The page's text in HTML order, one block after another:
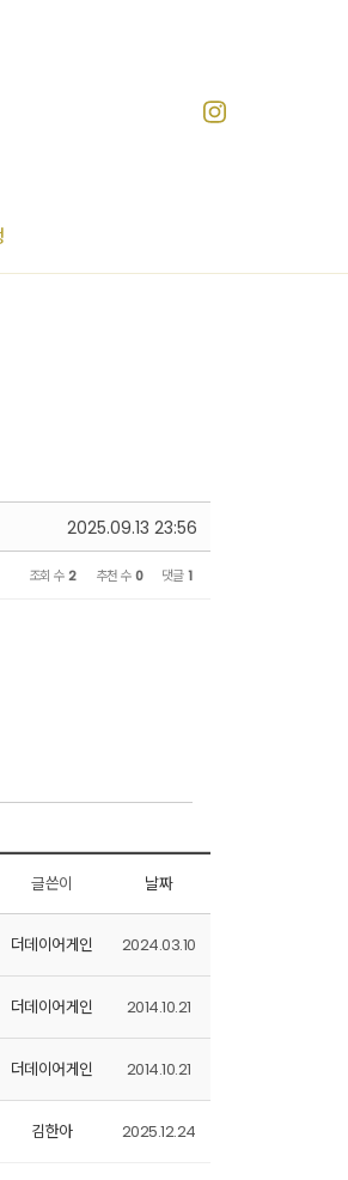
2025.09.13 23:56
조회 수 2 추천 수0 댓글 1
글쓴이 날짜
더데이어게인 2024.03.10
더데이어게인 2014.10.21
더데이어게인 2014.10.21
김한아 2025.12.24